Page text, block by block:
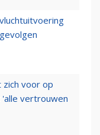
voor op
'alle vertrouwen